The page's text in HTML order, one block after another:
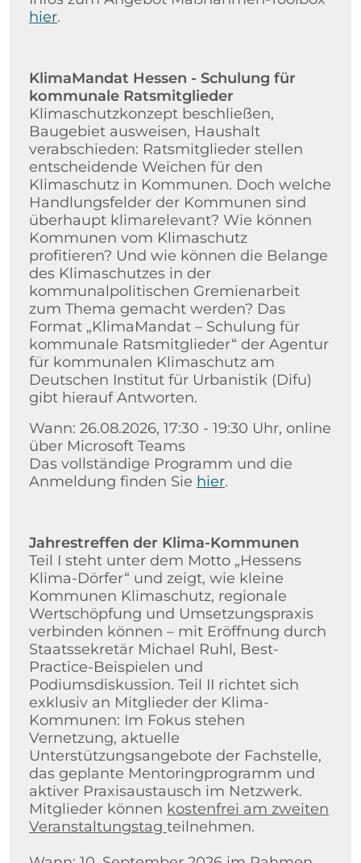
hier.
KlimaMandat Hessen - Schulung für
kommunale Ratsmitglieder
Klimaschutzkonzept beschließen,
Baugebiet ausweisen, Haushalt
verabschieden: Ratsmitglieder stellen
entscheidende Weichen für den
Klimaschutz in Kommunen. Doch welche
Handlungsfelder der Kommunen sind
überhaupt klimarelevant? Wie können
Kommunen vom Klimaschutz
profitieren? Und wie können die Belange
des Klimaschutzes in der
kommunalpolitischen Gremienarbeit
zum Thema gemacht werden? Das
Format „KlimaMandat – Schulung für
kommunale Ratsmitglieder“ der Agentur
für kommunalen Klimaschutz am
Deutschen Institut für Urbanistik (Difu)
gibt hierauf Antworten.
Wann: 26.08.2026, 17:30 - 19:30 Uhr, online
über Microsoft Teams
Das vollständige Programm und die
Anmeldung finden Sie hier.
Jahrestreffen der Klima-Kommunen
Teil I steht unter dem Motto „Hessens
Klima-Dörfer“ und zeigt, wie kleine
Kommunen Klimaschutz, regionale
Wertschöpfung und Umsetzungspraxis
verbinden können – mit Eröffnung durch
Staatssekretär Michael Ruhl, Best-
Practice-Beispielen und
Podiumsdiskussion. Teil II richtet sich
exklusiv an Mitglieder der Klima-
Kommunen: Im Fokus stehen
Vernetzung, aktuelle
Unterstützungsangebote der Fachstelle,
das geplante Mentoringprogramm und
aktiver Praxisaustausch im Netzwerk.
Mitglieder können kostenfrei am zweiten
Veranstaltungstag teilnehmen.